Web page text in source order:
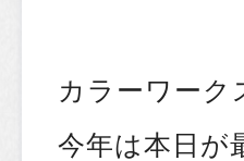
カラーワーク
今年は本日が